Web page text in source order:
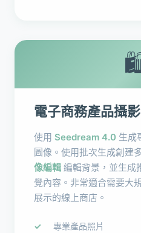
電子商務產品攝影
使用 Seedream 4.0 生成
圖像。使用批次生成創建
像編輯 編輯背景，並生成
覺內容。非常適合需要大
展示的線上商店。
專業產品照片